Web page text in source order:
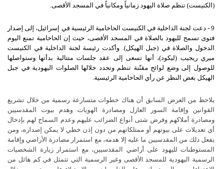
(الكنيست) تنظم صلاة اليهود زمانياً ومكانياً في المسجد الأقصى.
9 - دعت لجنة الداخلية في الكنيست الحاخامية الرئيسية في إسرائيل، إلى إصدار
فتوى تسمح لليهود بالصلاة في المسجد الأقصى، حيث إن الحاخامية تمنع اليوم
الدخول والصلاة في (جبل الهيكل). وأكدت رئيسة لجنة الداخلية في الكنيست
ميري ريجيب (ليكود)، أنها تسعى إلى عقد جلسات متتالية بدأتها وستواصلها
للوصول إلى وضع لوائح مقنّنة تنظم وتحدد خلالها الصلوات اليهودية في جبل
الهيكل بغض النظر عن رأي الحاخامية الرئيسية.
يلاحظ من العرض السابق أن هناك خطوات متسارعة رسمية من خلال تشريع
القوانين وإقامة السور العازل ومصادرة الهويات وهدم بيوت المقدسيين
ومصادرة أملاكهم وفرض شتى أنواع الضرائب عليهم وعدم السماح لهم بإدخال
أي تعديلات على بيوتهم أو ممتلكاتهم من دون إذن خطي لا يمكن إصداره، ومن
يفعل ذلك من المقدسيين ما عليه إلا هدمه، مع استمرار مصادرة الأراضي وإقامة
المستوطنات لليهود على أراضي المقدسيين، مع استمرار زيارة الشخصيات
الرسمية اليهودية للمسجد الأقصى وغير الرسمية التي تتمثل في كم هائل من